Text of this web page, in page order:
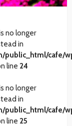
no longer
in
public_html/cafe/
line 24
no longer
in
public_html/cafe/
line 25